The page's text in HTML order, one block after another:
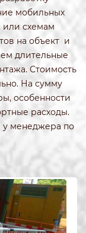
мобильных
или схемам
на объект и
длительные
Стоимость
На сумму
особенности
расходы.
у менеджера по